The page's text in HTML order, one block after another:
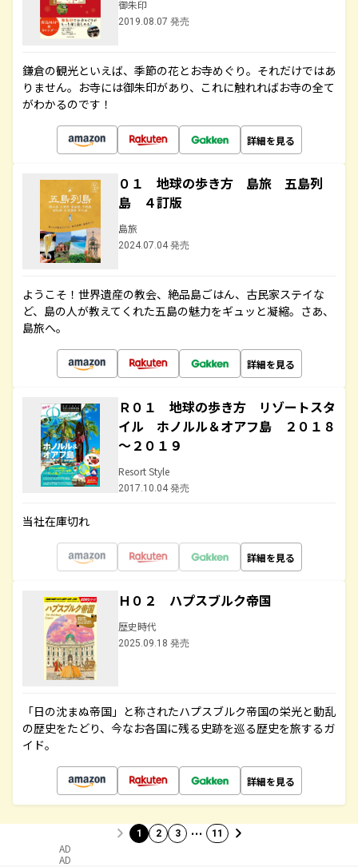
御朱印
2019.08.07 発売
鎌倉の観光といえば、季節の花とお寺めぐり。それだけではあ
りません。お寺には御朱印があり、これに触れればお寺の全て
がわかるのです！
詳細を見る
０１ 地球の歩き方 島旅 五島列
島 ４訂版
島旅
2024.07.04 発売
ようこそ！世界遺産の教会、絶品島ごはん、古民家ステイな
ど、島の人が教えてくれた五島の魅力をギュッと凝縮。さあ、
島旅へ。
詳細を見る
Ｒ０１ 地球の歩き方 リゾートスタ
イル ホノルル＆オアフ島 ２０１８
～２０１９
Resort Style
2017.10.04 発売
当社在庫切れ
詳細を見る
Ｈ０２ ハプスブルク帝国
歴史時代
2025.09.18 発売
「日の沈まぬ帝国」と称されたハプスブルク帝国の栄光と動乱
の歴史をたどり、今なお各国に残る史跡を巡る歴史を旅するガ
イド。
詳細を見る
1 2 3 … 11
AD
AD